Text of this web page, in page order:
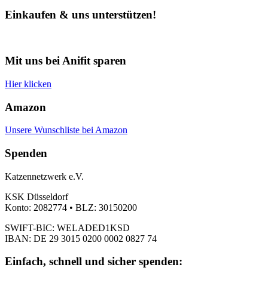
Einkaufen & uns unterstützen!
Mit uns bei Anifit sparen
Hier klicken
Amazon
Unsere Wunschliste bei Amazon
Spenden
Katzennetzwerk e.V.
KSK Düsseldorf
Konto: 2082774 • BLZ: 30150200
SWIFT-BIC: WELADED1KSD
IBAN: DE 29 3015 0200 0002 0827 74
Einfach, schnell und sicher spenden: